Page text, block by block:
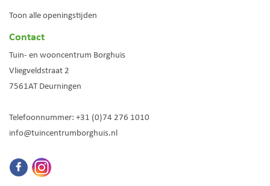
Toon alle openingstijden
Contact
Tuin- en wooncentrum Borghuis
Vliegveldstraat 2
7561AT Deurningen
Telefoonnummer: +31 (0)74 276 1010
info@tuincentrumborghuis.nl